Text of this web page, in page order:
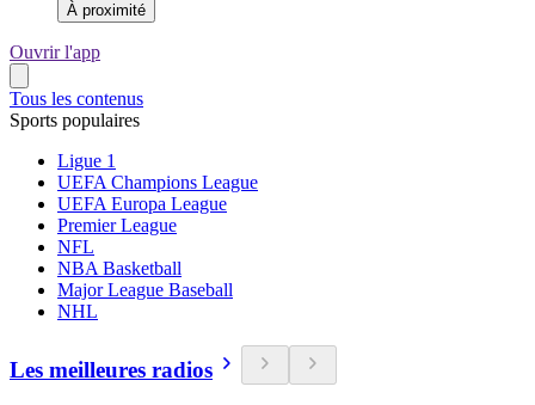
À proximité
Ouvrir l'app
Tous les contenus
Sports populaires
Ligue 1
UEFA Champions League
UEFA Europa League
Premier League
NFL
NBA Basketball
Major League Baseball
NHL
Les meilleures radios